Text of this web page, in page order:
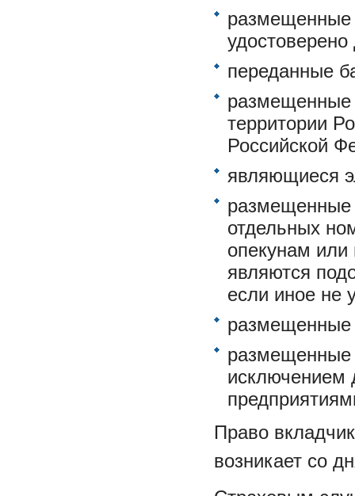
размещенные
переданные
размещенные
территории
Российской
являющиеся
размещенные
отдельных
опекунам
являются
если иное не
размещенные
размещенные
исключением
Право
возникает со